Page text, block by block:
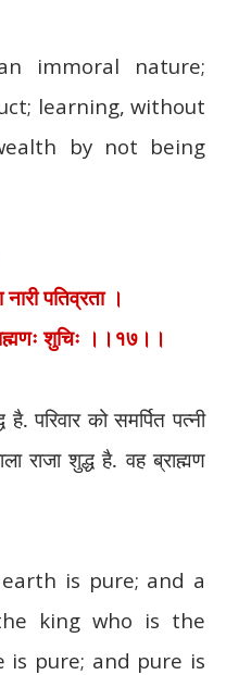
immoral nature;
learning, without
by not being
पतिव्रता ।
शुचिः ।।१७।।
परिवार को समर्पित पत्नी
राजा शुद्ध है. वह ब्राह्मण
is pure; and a
king who is the
is pure; and pure is